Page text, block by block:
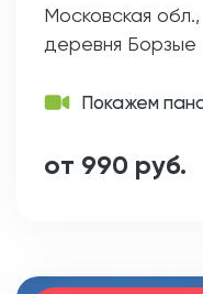
Московская
деревня Борзые
Покажем
от 990 руб.